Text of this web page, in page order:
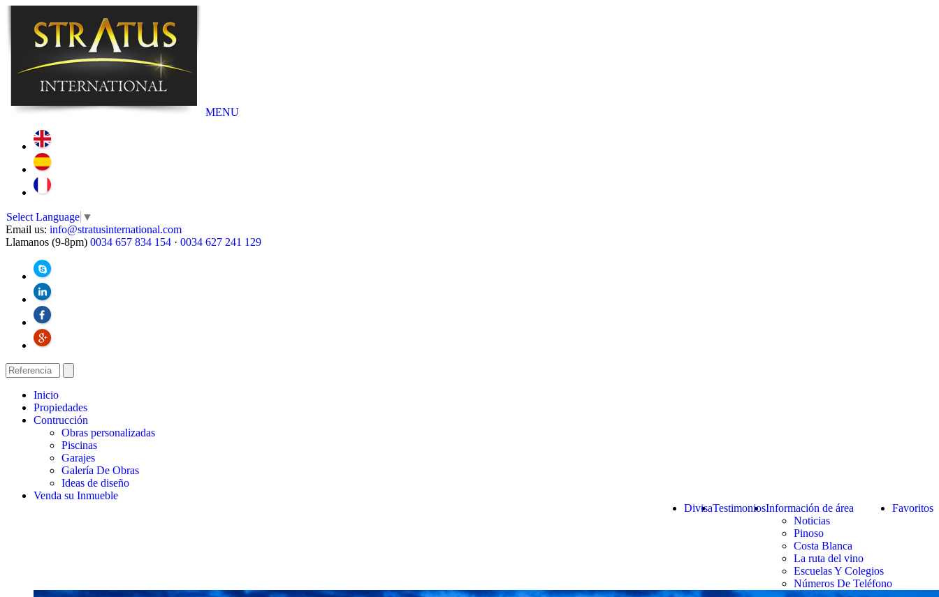
MENU
Select Language ▼
Email us: info@stratusinternational.com
Llamanos (9-8pm) 0034 657 834 154 · 0034 627 241 129
Inicio
Propiedades
Contrucción
Obras personalizadas
Piscinas
Garajes
Galería De Obras
Ideas de diseño
Venda su Inmueble
Favoritos
Información de área
Noticias
Pinoso
Costa Blanca
La ruta del vino
Escuelas Y Colegios
Números De Teléfono
Testimonios
Divisa